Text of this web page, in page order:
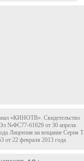
«КИНОТВ». Свидетельство
№ФС77-61629 от 30 апреля
Лицензия на вещание Серия
от 22 февраля 2013 года